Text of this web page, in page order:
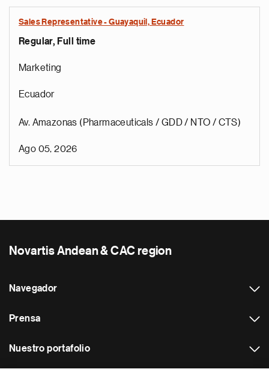
Sales Representative - Guayaquil, Ecuador
Regular, Full time
Marketing
Ecuador
Av. Amazonas (Pharmaceuticals / GDD / NTO / CTS)
Ago 05, 2026
Novartis Andean & CAC region
Navegador
Prensa
Nuestro portafolio